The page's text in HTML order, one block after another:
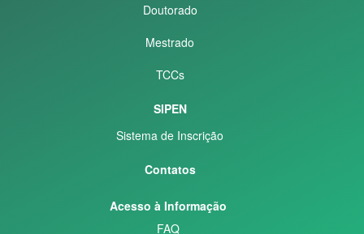
Doutorado
Mestrado
TCCs
SIPEN
Sistema de Inscrição
Contatos
Acesso à Informação
FAQ